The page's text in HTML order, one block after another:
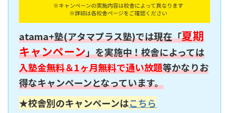
atama+塾(アタマプラス塾)では現在「夏期
キャンペーン」を実施中！校舎によっては
入塾金無料＆1ヶ月無料で通い放題等かなりお
得なキャンペーンとなっています。
★校舎別のキャンペーンはこちら